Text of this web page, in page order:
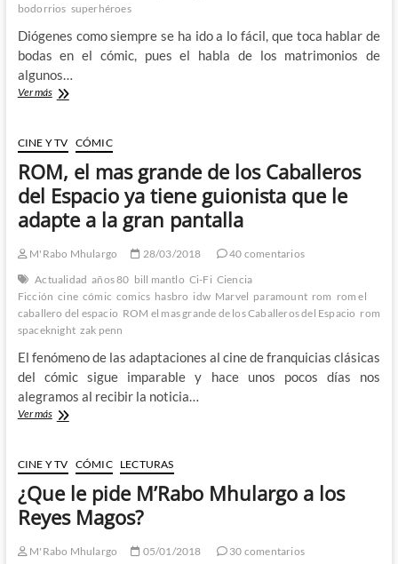
bodorrios superhéroes
Diógenes como siempre se ha ido a lo fácil, que toca hablar de
bodas en el cómic, pues el habla de los matrimonios de
algunos…
Ver másCuando
neutralizaron
la
boda
de
Brandy
Clark
y
Steve
–
ROM
Spaceknight
12
15
:
Semana
de
(III)
CINE Y TV CÓMIC
ROM, el mas grande de los Caballeros
del Espacio ya tiene guionista que le
adapte a la gran pantalla
M'Rabo Mhulargo 28/03/2018
40 comentarios
Actualidad años 80 bill mantlo Ci-Fi Ciencia
Ficción cine cómic comics hasbro idw Marvel paramount rom rom el
caballero del espacio ROM el mas grande de los Caballeros del Espacio rom
spaceknight zak penn
El fenómeno de las adaptaciones al cine de franquicias clásicas
del cómic sigue imparable y hace unos pocos días nos
alegramos al recibir la noticia…
Ver másROM,
grande
de
los
Caballeros
del
ya
CINE Y TV CÓMIC LECTURAS
¿Que le pide M’Rabo Mhulargo a los
Reyes Magos?
M'Rabo Mhulargo 05/01/2018 30 comentarios